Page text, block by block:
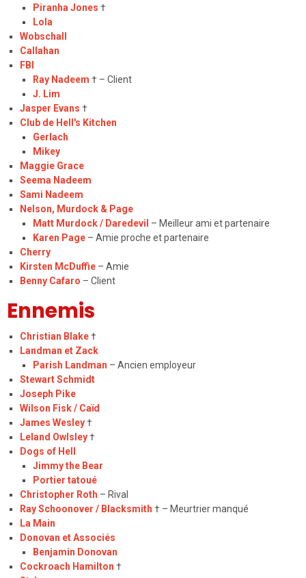
Piranha Jones †
Lola
Wobschall
Callahan
FBI
Ray Nadeem † – Client
J. Lim
Jasper Evans †
Club de Hell's Kitchen
Gerlach
Mikey
Maggie Grace
Seema Nadeem
Sami Nadeem
Nelson, Murdock & Page
Matt Murdock / Daredevil – Meilleur ami et partenaire
Karen Page – Amie proche et partenaire
Cherry
Kirsten McDuffie – Amie
Benny Cafaro – Client
Ennemis
Christian Blake†
Landman et Zack
Parish Landman – Ancien employeur
Stewart Schmidt
Joseph Pike
Wilson Fisk / Caïd
James Wesley†
Leland Owlsley†
Dogs of Hell
Jimmy the Bear
Portier tatoué
Christopher Roth – Rival
Ray Schoonover / Blacksmith † – Meurtrier manqué
La Main
Donovan et Associés
Benjamin Donovan
Cockroach Hamilton †